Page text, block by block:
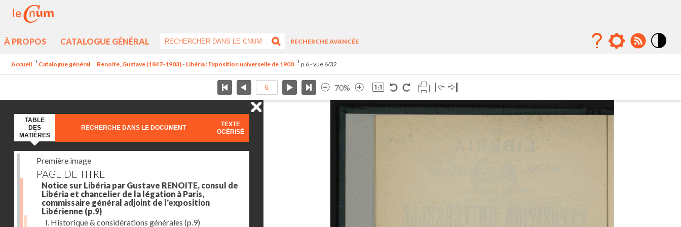
À PROPOS CATALOGUE GÉNÉRAL
RECHERCHE AVANCÉE
Accueil Catalogue général Renoite, Gustave (1847-1903) - Libéria : Exposition universelle de 1900 p.6 - vue 6/32
70%
TABLE
DES
MATIÈRES
RECHERCHE DANS LE DOCUMENT
TEXTE
OCÉRISÉ
Première image
PAGE DE TITRE
Notice sur Libéria par Gustave RENOITE, consul de
Libéria et chancelier de la légation à Paris,
commissaire général adjoint de l'exposition
Libérienne (p.9)
I. Historique & considérations générales (p.9)